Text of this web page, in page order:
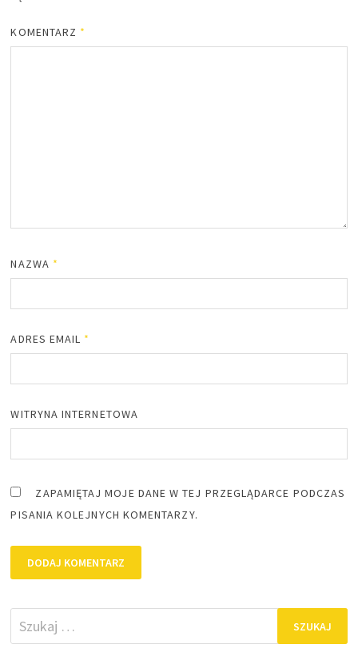
KOMENTARZ *
NAZWA *
ADRES EMAIL *
WITRYNA INTERNETOWA
ZAPAMIĘTAJ MOJE DANE W TEJ PRZEGLĄDARCE PODCZAS
PISANIA KOLEJNYCH KOMENTARZY.
Szukaj: